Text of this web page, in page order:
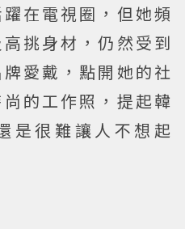
在電視圈，但她頻
挑身材，仍然受到
愛戴，點開她的社
的工作照，提起韓
是很難讓人不想起